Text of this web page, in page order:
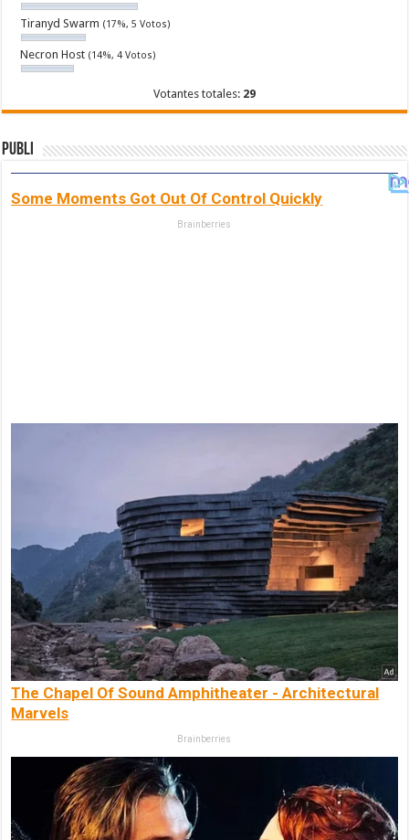
Tiranyd Swarm (17%, 5 Votos)
Necron Host (14%, 4 Votos)
Votantes totales: 29
Publi
Some Moments Got Out Of Control Quickly
Brainberries
The Chapel Of Sound Amphitheater - Architectural
Marvels
Brainberries